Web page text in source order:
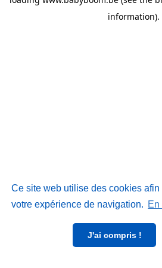
Ce site web utilise des cookies
votre expérience de navigation.
J'ai compris !
information).